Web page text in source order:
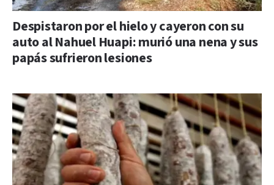
Despistaron por el hielo y cayeron con su
auto al Nahuel Huapi: murió una nena y sus
papás sufrieron lesiones